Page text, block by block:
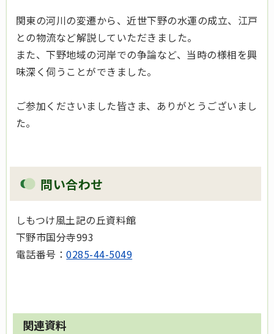
関東の河川の変遷から、近世下野の水運の成立、江戸
との物流など解説していただきました。
また、下野地域の河岸での争論など、当時の様相を興
味深く伺うことができました。
ご参加くださいました皆さま、ありがとうございまし
た。
問い合わせ
しもつけ風土記の丘資料館
下野市国分寺993
電話番号：0285-44-5049
関連資料